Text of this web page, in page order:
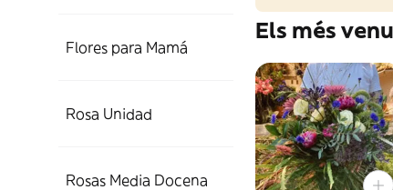
Flores para Mamá
Rosa Unidad
Rosas Media Docena
Els més